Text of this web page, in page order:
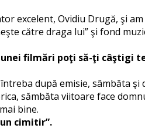
excelent, Ovidiu Drugă, şi
către draga lui” şi fond
unei filmări poţi să-ţi câştigi
după emisie, sâmbăta şi
sămbăta viitoare face
bine.
cimitir”.